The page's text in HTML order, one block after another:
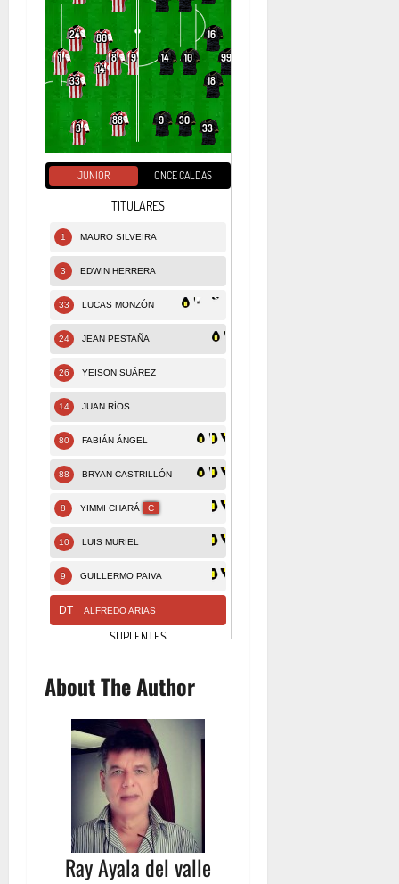
About The Author
Ray Ayala del valle